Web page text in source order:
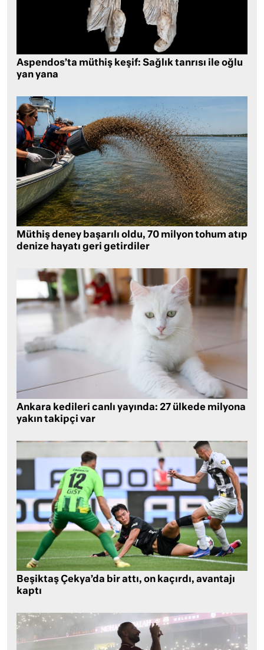
Aspendos’ta müthiş keşif: Sağlık tanrısı ile oğlu
yan yana
Müthiş deney başarılı oldu, 70 milyon tohum atıp
denize hayatı geri getirdiler
Ankara kedileri canlı yayında: 27 ülkede milyona
yakın takipçi var
Beşiktaş Çekya’da bir attı, on kaçırdı, avantajı
kaptı